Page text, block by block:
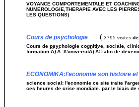
VOYANCE COMPORTEMENTALE ET
NUMEROLOGIE,THERAPIE AVEC LES
LES QUESTIONS)
Cours de psychologie ( 3795 visites
Cours de psychologie cognitive, sociale,
formation ÃƒÂ l\'universitÃƒÂ© afin de
ECONOMIKA:l'economie son histoire
science social: l'economie ce site traite
ces heures de crise mondiale. par le biais de